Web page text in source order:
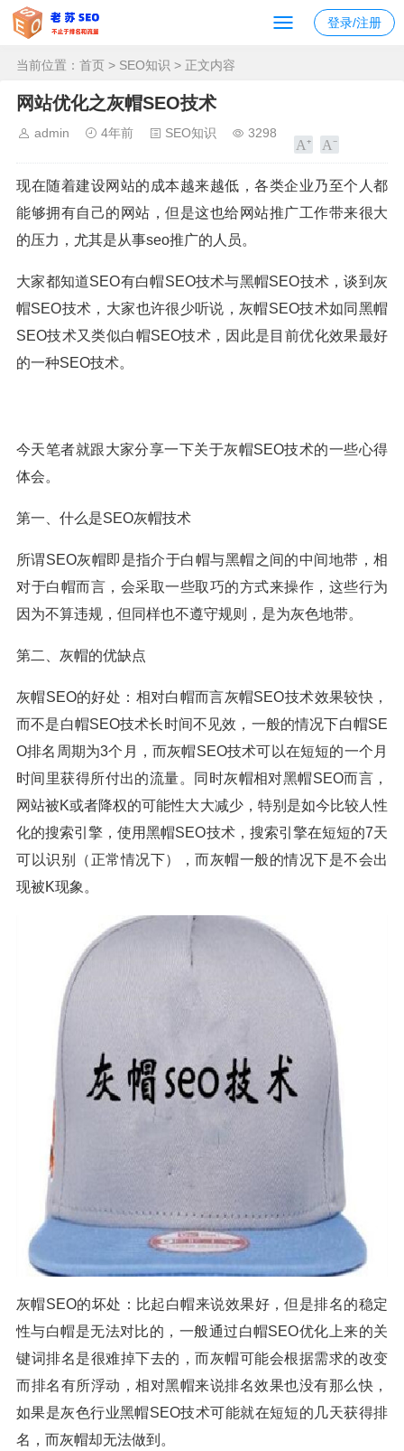
登录/注册
当前位置： 首页 > SEO知识 > 正文内容
网站优化之灰帽SEO技术
admin 4年前 SEO知识 3298
现在随着建设网站的成本越来越低，各类企业乃至个人都
能够拥有自己的网站，但是这也给网站推广工作带来很大
的压力，尤其是从事seo推广的人员。
大家都知道SEO有白帽SEO技术与黑帽SEO技术，谈到灰
帽SEO技术，大家也许很少听说，灰帽SEO技术如同黑帽
SEO技术又类似白帽SEO技术，因此是目前优化效果最好
的一种SEO技术。
今天笔者就跟大家分享一下关于灰帽SEO技术的一些心得
体会。
第一、什么是SEO灰帽技术
所谓SEO灰帽即是指介于白帽与黑帽之间的中间地带，相
对于白帽而言，会采取一些取巧的方式来操作，这些行为
因为不算违规，但同样也不遵守规则，是为灰色地带。
第二、灰帽的优缺点
灰帽SEO的好处：相对白帽而言灰帽SEO技术效果较快，
而不是白帽SEO技术长时间不见效，一般的情况下白帽SE
O排名周期为3个月，而灰帽SEO技术可以在短短的一个月
时间里获得所付出的流量。同时灰帽相对黑帽SEO而言，
网站被K或者降权的可能性大大减少，特别是如今比较人性
化的搜索引擎，使用黑帽SEO技术，搜索引擎在短短的7天
可以识别（正常情况下），而灰帽一般的情况下是不会出
现被K现象。
灰帽SEO的坏处：比起白帽来说效果好，但是排名的稳定
性与白帽是无法对比的，一般通过白帽SEO优化上来的关
键词排名是很难掉下去的，而灰帽可能会根据需求的改变
而排名有所浮动，相对黑帽来说排名效果也没有那么快，
如果是灰色行业黑帽SEO技术可能就在短短的几天获得排
名，而灰帽却无法做到。